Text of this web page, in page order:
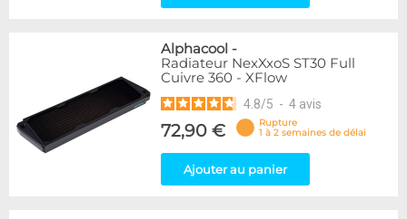
Alphacool -
Radiateur NexXxoS ST30 Full
Cuivre 360 - XFlow
4.8/5 - 4 avis
72,90 €
Rupture
1 à 2 semaines de délai
Ajouter au panier